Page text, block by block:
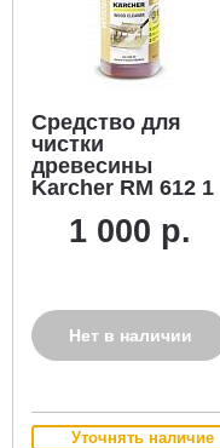
Средство для
чистки
древесины
Karcher RM 612 1
1 000 р.
Нет в наличии
Уточнять наличие